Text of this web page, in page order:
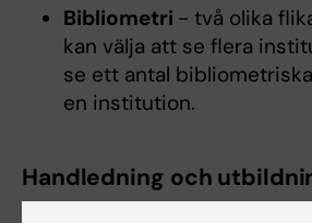
Bibliometri - två olika
kan välja att se flera
se ett antal
en institution.
Handledning och